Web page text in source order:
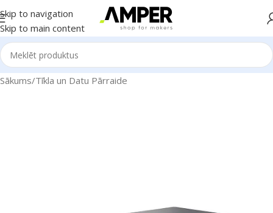
Skip to navigation
Skip to main content
Sākums/Tīkla un Datu Pārraide